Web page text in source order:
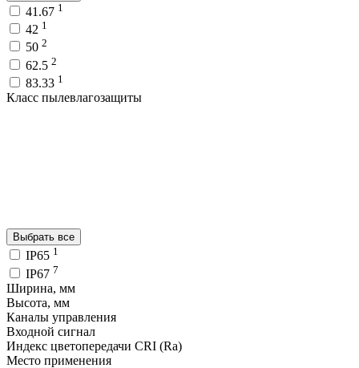
41.67 1
42 1
50 2
62.5 2
83.33 1
Класс пылевлагозащиты
Выбрать все
IP65 1
IP67 7
Ширина, мм
Высота, мм
Каналы управления
Входной сигнал
Индекс цветопередачи CRI (Ra)
Место применения